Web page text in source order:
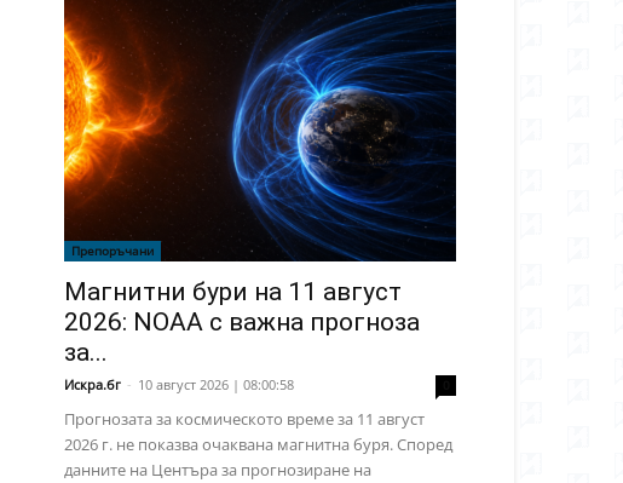
Препоръчани
Магнитни бури на 11 август
2026: NOAA с важна прогноза
за...
Искра.бг - 10 август 2026 | 08:00:58
Прогнозата за космическото време за 11 август
2026 г. не показва очаквана магнитна буря. Според
данните на Центъра за прогнозиране на